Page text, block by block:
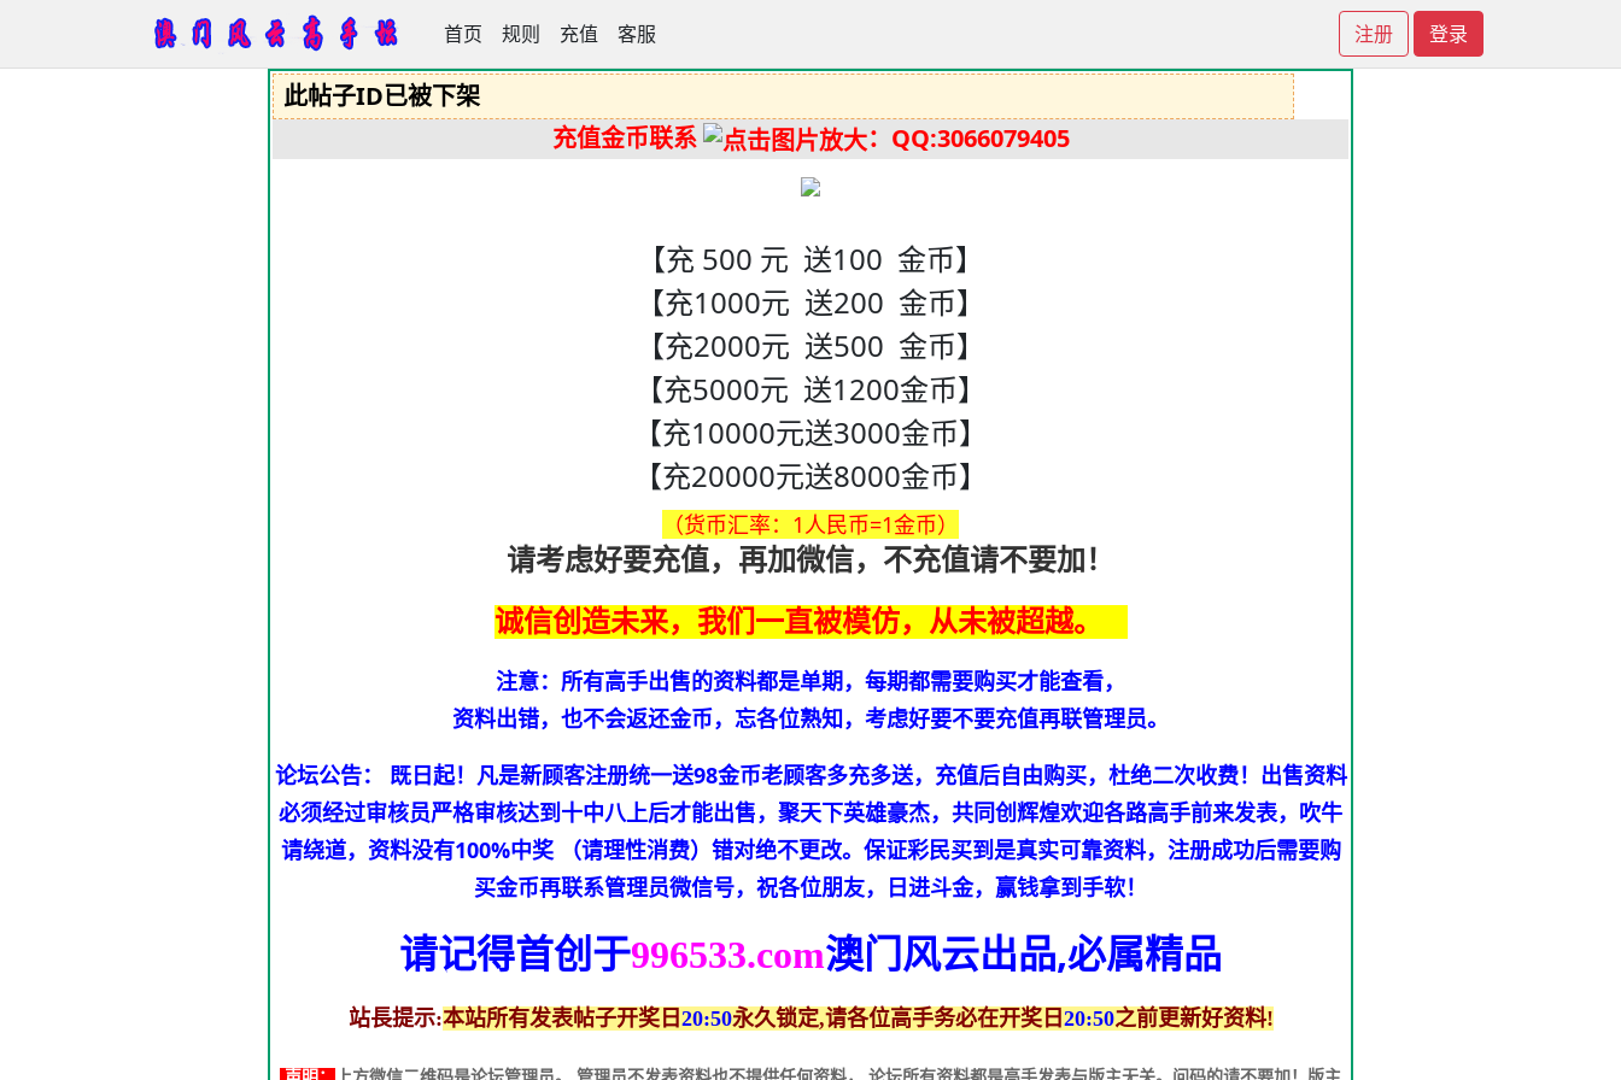
首页 规则 充值 客服 注册 登录
澳门风云高手论坛
此帖子ID已被下架
充值金币联系
：QQ:3066079405
【充 500 元 送100 金币】
【充1000元 送200 金币】
【充2000元 送500 金币】
【充5000元 送1200金币】
【充10000元送3000金币】
【充20000元送8000金币】
（货币汇率：1人民币=1金币）
请考虑好要充值，再加微信，不充值请不要加！
诚信创造未来，我们一直被模仿，从未被超越。
注意：所有高手出售的资料都是单期，每期都需要购买才能查看，
资料出错，也不会返还金币，忘各位熟知，考虑好要不要充值再联管理员。
论坛公告： 既日起！凡是新顾客注册统一送98金币老顾客多充多送，充值后自由购买，杜绝二次收费！出售资料
必须经过审核员严格审核达到十中八上后才能出售，聚天下英雄豪杰，共同创辉煌欢迎各路高手前来发表，吹牛
请绕道，资料没有100%中奖 （请理性消费）错对绝不更改。保证彩民买到是真实可靠资料，注册成功后需要购
买金币再联系管理员微信号，祝各位朋友，日进斗金，赢钱拿到手软！
请记得首创于996533.com澳门风云出品,必属精品
站長提示:本站所有发表帖子开奖日 20:50永久锁定,请各位高手务必在开奖日 20:50之前更新好资料!